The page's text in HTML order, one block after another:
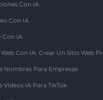
Con IA
Con IA
Con IA
Con IA: Crear Un Sitio Web
Nombres Para Empresas
Videos IA Para TikTok